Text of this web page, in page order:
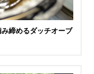
み締めるダッチオーブ